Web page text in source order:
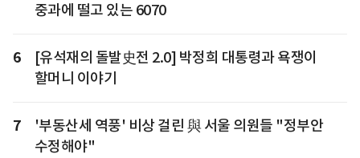
중과에 떨고 있는 6070
6
[유석재의 돌발史전 2.0] 박정희 대통령과 욕쟁이
할머니 이야기
7
'부동산세 역풍' 비상 걸린 與 서울 의원들 "정부안
수정해야"